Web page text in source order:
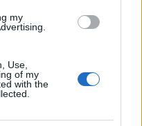
my
Use,
of my
with the